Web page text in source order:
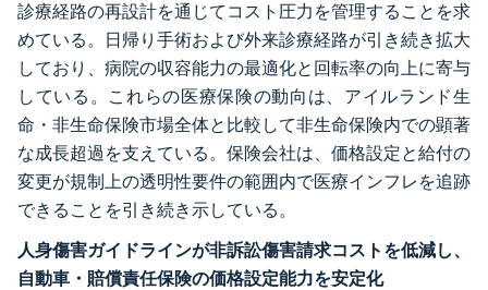
診療経路の再設計を通じてコスト圧力を管理することを求
めている。日帰り手術および外来診療経路が引き続き拡大
しており、病院の収容能力の最適化と回転率の向上に寄与
している。これらの医療保険の動向は、アイルランド生
命・非生命保険市場全体と比較して非生命保険内での顕著
な成長超過を支えている。保険会社は、価格設定と給付の
変更が規制上の透明性要件の範囲内で医療インフレを追跡
できることを引き続き示している。
人身傷害ガイドラインが非訴訟傷害請求コストを低減し、
自動車・賠償責任保険の価格設定能力を安定化